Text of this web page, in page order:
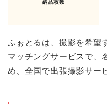
納品枚数
ふぉとるは、撮影を希望
マッチングサービスで、
め、全国で出張撮影サー